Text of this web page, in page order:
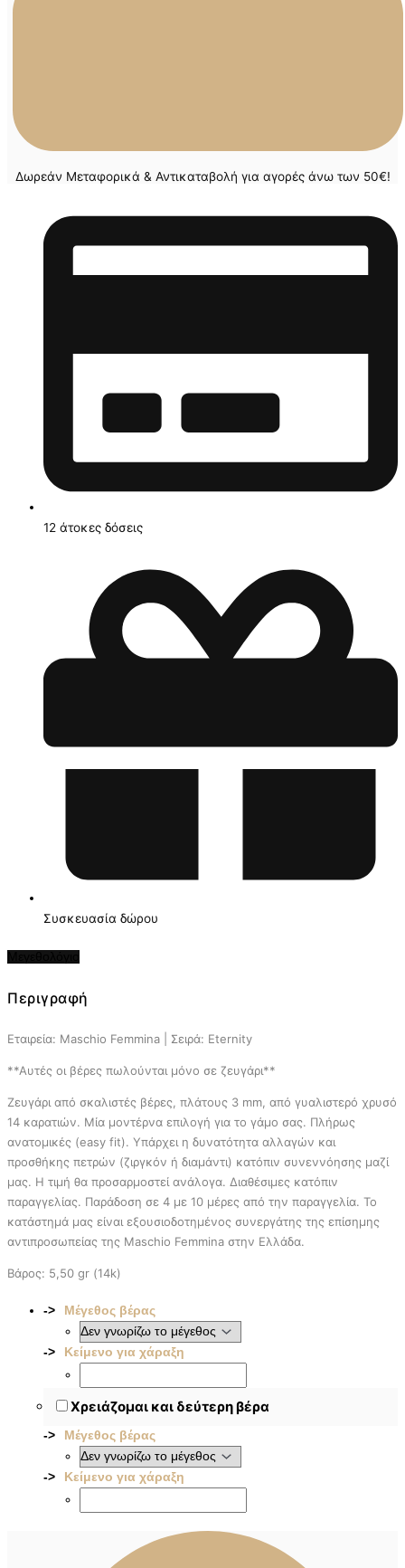
Δωρεάν Μεταφορικά & Αντικαταβολή για αγορές άνω των 50€!
12 άτοκες δόσεις
Συσκευασία δώρου
Περιγραφή
Εταιρεία: Maschio Femmina | Σειρά: Eternity
**Αυτές οι βέρες πωλούνται μόνο σε ζευγάρι**
Ζευγάρι από σκαλιστές βέρες, πλάτους 3 mm, από γυαλιστερό χρυσό
14 καρατιών. Μία μοντέρνα επιλογή για το γάμο σας. Πλήρως
ανατομικές (easy fit). Υπάρχει η δυνατότητα αλλαγών και
προσθήκης πετρών (ζιργκόν ή διαμάντι) κατόπιν συνεννόησης μαζί
μας. Η τιμή θα προσαρμοστεί ανάλογα. Διαθέσιμες κατόπιν
παραγγελίας. Παράδοση σε 4 με 10 μέρες από την παραγγελία. To
κατάστημά μας είναι εξουσιοδοτημένος συνεργάτης της επίσημης
αντιπροσωπείας της Maschio Femmina στην Ελλάδα.
Βάρος: 5,50 gr (14k)
Μέγεθος βέρας
Κείμενο για χάραξη
Χρειάζομαι και δεύτερη βέρα
Μέγεθος βέρας
Κείμενο για χάραξη